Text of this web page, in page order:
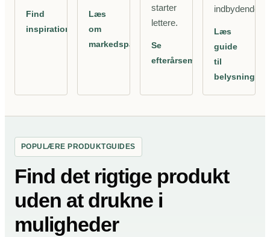
Find
inspiration
Læs
om
markedsparasoller
starter
lettere.
Se
efterårsemner
indbydende.
Læs
guide
til
belysning
POPULÆRE PRODUKTGUIDES
Find det rigtige produkt
uden at drukne i
muligheder